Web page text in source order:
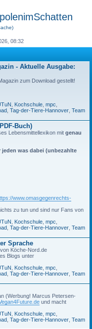
08:32
- Aktuelle Ausgabe:
zum Download gestellt!
Kochschule mpc
Tag-der-Tiere-Hannover Team
Buch)
Lebensmittellexikon mit genau
was dabei (unbezahlte
www.omasgegenrechts-
zu tun und sind nur Fans von
Kochschule mpc
Tag-der-Tiere-Hannover Team
Sprache
Köche-Nord.de
Blogs unter
Kochschule mpc
Tag-der-Tiere-Hannover Team
(Werbung! Marcus Petersen-
und macht
Kochschule mpc
Tag-der-Tiere-Hannover Team